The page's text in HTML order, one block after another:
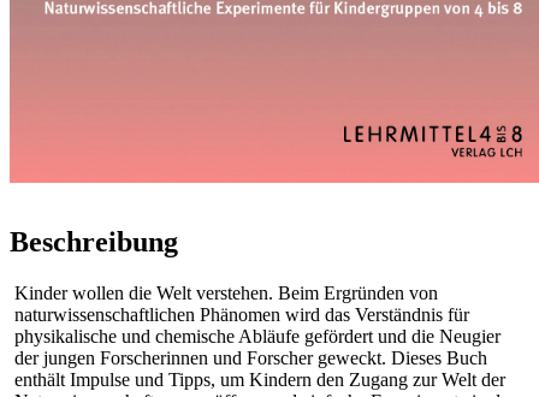
Beschreibung
Kinder wollen die Welt verstehen. Beim Ergründen von
naturwissenschaftlichen Phänomen wird das Verständnis für
physikalische und chemische Abläufe gefördert und die Neugier
der jungen Forscherinnen und Forscher geweckt. Dieses Buch
enthält Impulse und Tipps, um Kindern den Zugang zur Welt der